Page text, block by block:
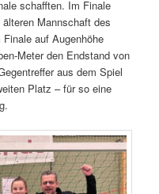
schafften. Im Finale
Mannschaft des
auf Augenhöhe
Meter den Endstand von
aus dem Spiel
Platz – für so eine